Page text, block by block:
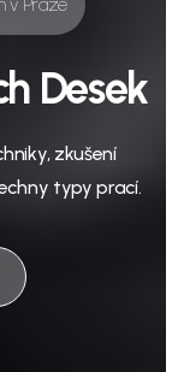
Desek
zkušení
typy prací.